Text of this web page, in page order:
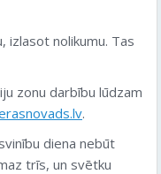
izlasot nolikumu. Tas
zonu darbību lūdzam
.
diena nebūt
trīs, un svētku